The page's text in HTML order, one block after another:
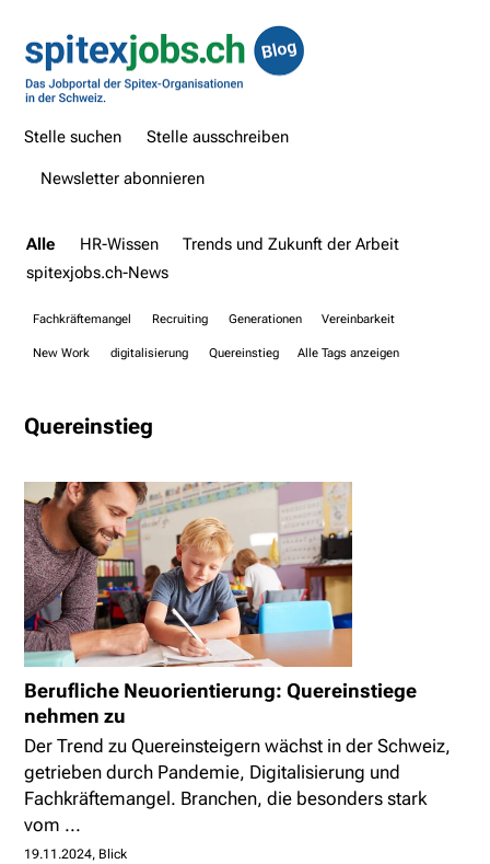
Stelle ausschreiben
Stelle suchen
Newsletter abonnieren
Alle HR-Wissen
Trends und Zukunft der Arbeit
spitexjobs.ch-News
Fachkräftemangel Recruiting Generationen Vereinbarkeit
New Work digitalisierung Quereinstieg Alle Tags anzeigen
Quereinstieg
Berufliche Neuorientierung: Quereinstiege
nehmen zu
Der Trend zu Quereinsteigern wächst in der Schweiz,
getrieben durch Pandemie, Digitalisierung und
Fachkräftemangel. Branchen, die besonders stark
vom ...
19.11.2024 Blick